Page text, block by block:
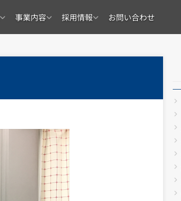
事業内容 採用情報 お問い合わせ